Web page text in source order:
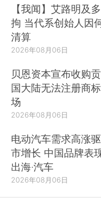
【我闻】艾路明及
拘 当代系创始人因
清算
2026年08月06日
贝恩资本宣布收购
国大陆无法注册商
场
2026年08月06日
电动汽车需求高涨
市增长 中国品牌表
出海·汽车
2026年08月06日